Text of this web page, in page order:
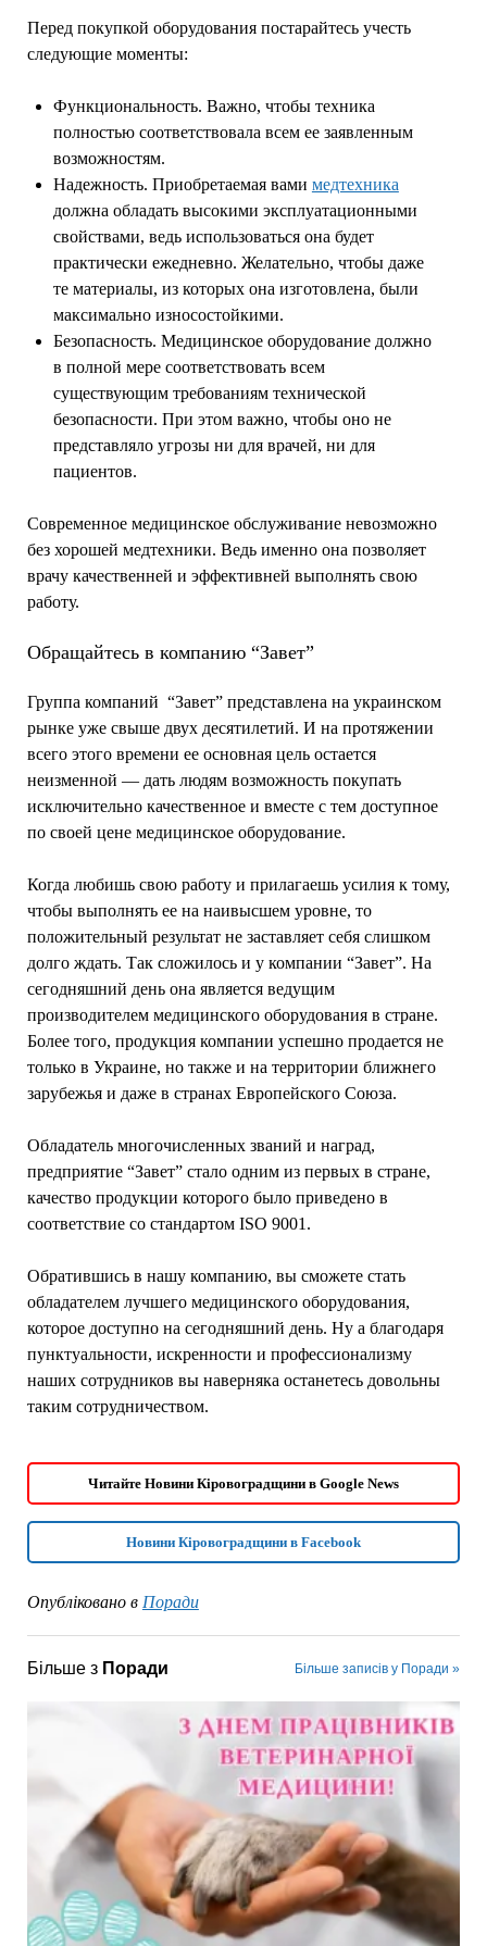
Перед покупкой оборудования постарайтесь учесть
следующие моменты:
Функциональность. Важно, чтобы техника
полностью соответствовала всем ее заявленным
возможностям.
Надежность. Приобретаемая вами медтехника
должна обладать высокими эксплуатационными
свойствами, ведь использоваться она будет
практически ежедневно. Желательно, чтобы даже
те материалы, из которых она изготовлена, были
максимально износостойкими.
Безопасность. Медицинское оборудование должно
в полной мере соответствовать всем
существующим требованиям технической
безопасности. При этом важно, чтобы оно не
представляло угрозы ни для врачей, ни для
пациентов.
Современное медицинское обслуживание невозможно
без хорошей медтехники. Ведь именно она позволяет
врачу качественней и эффективней выполнять свою
работу.
Обращайтесь в компанию “Завет”
Группа компаний “Завет” представлена на украинском
рынке уже свыше двух десятилетий. И на протяжении
всего этого времени ее основная цель остается
неизменной — дать людям возможность покупать
исключительно качественное и вместе с тем доступное
по своей цене медицинское оборудование.
Когда любишь свою работу и прилагаешь усилия к тому,
чтобы выполнять ее на наивысшем уровне, то
положительный результат не заставляет себя слишком
долго ждать. Так сложилось и у компании “Завет”. На
сегодняшний день она является ведущим
производителем медицинского оборудования в стране.
Более того, продукция компании успешно продается не
только в Украине, но также и на территории ближнего
зарубежья и даже в странах Европейского Союза.
Обладатель многочисленных званий и наград,
предприятие “Завет” стало одним из первых в стране,
качество продукции которого было приведено в
соответствие со стандартом ISO 9001.
Обратившись в нашу компанию, вы сможете стать
обладателем лучшего медицинского оборудования,
которое доступно на сегодняшний день. Ну а благодаря
пунктуальности, искренности и профессионализму
наших сотрудников вы наверняка останетесь довольны
таким сотрудничеством.
Читайте Новини Кіровоградщини в Google News
Новини Кіровоградщини в Facebook
Опубліковано в Поради
Більше з Поради Більше записів у Поради »